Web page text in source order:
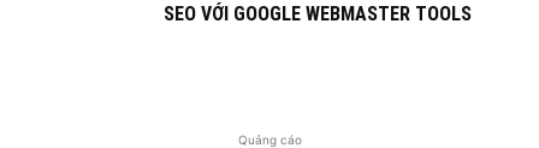
SEO VỚI GOOGLE WEBMASTER TOOLS
Quảng cáo